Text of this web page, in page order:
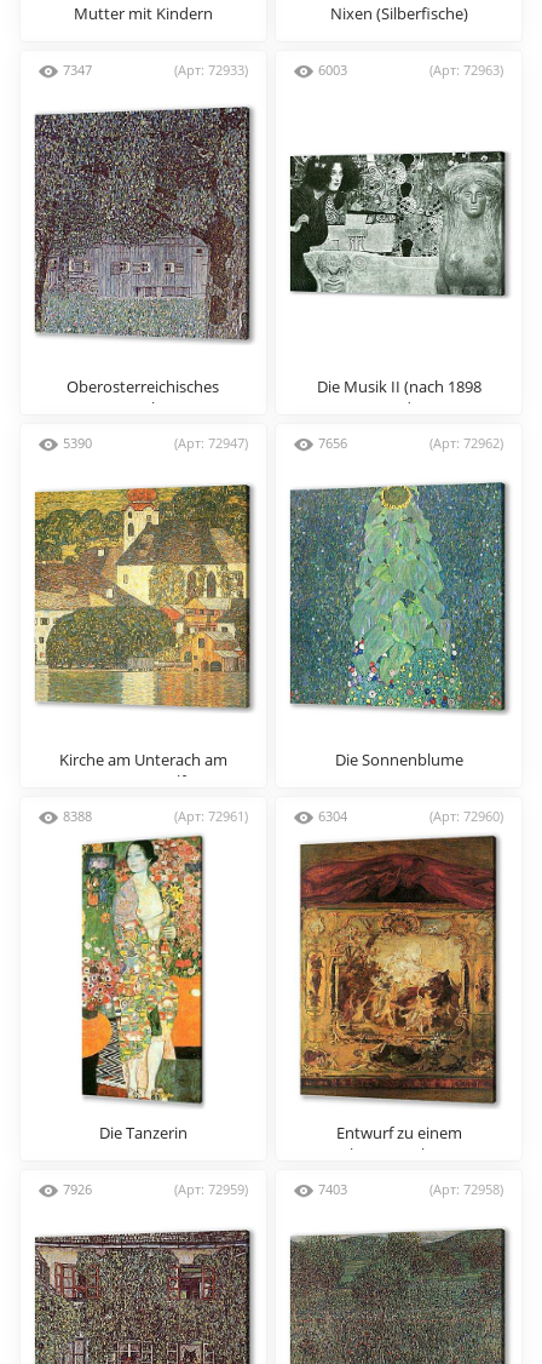
Mutter mit Kindern Nixen (Silberfische)
7347 (Арт: 72933)
Oberosterreichisches
Bauernhaus
6003 (Арт: 72963)
Die Musik II (nach 1898
verandert)
5390 (Арт: 72947)
Kirche am Unterach am
Attersee (St. Wolfgang-
7656 (Арт: 72962)
Die Sonnenblume
8388 (Арт: 72961)
Die Tanzerin
6304 (Арт: 72960)
Entwurf zu einem
Theatervorhang
7926 (Арт: 72959) 7403 (Арт: 72958)